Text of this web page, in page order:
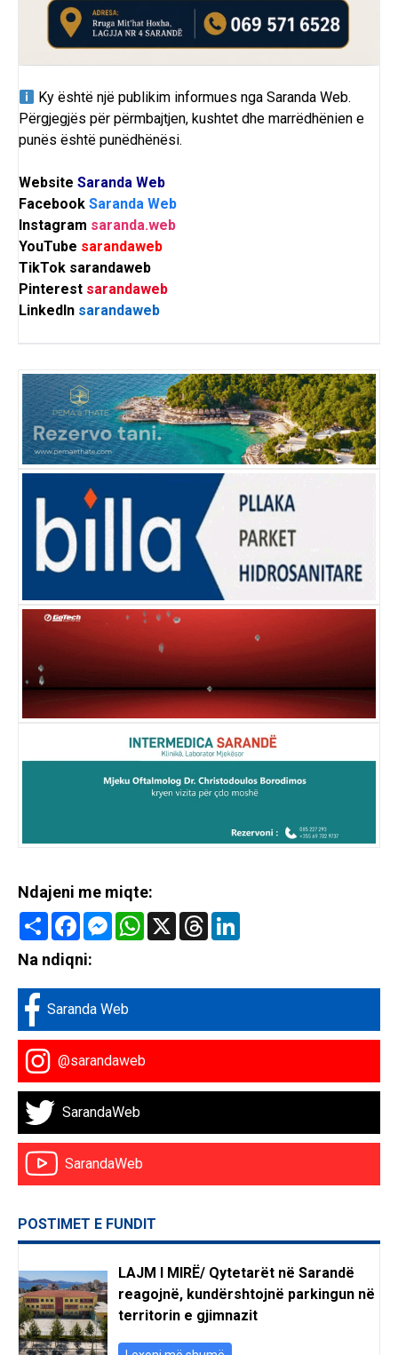
Ky është një publikim informues ngaSaranda Web.
Përgjegjës për përmbajtjen, kushtet dhe marrëdhënien e
punës është punëdhënësi.
Website Saranda Web
Facebook Saranda Web
Instagram saranda.web
YouTube sarandaweb
TikTok sarandaweb
Pinterest sarandaweb
LinkedIn sarandaweb
Ndajeni me miqte:
Share FacebookMessenger
WhatsApp
X Threads
Na ndiqni:
Saranda Web
@sarandaweb
SarandaWeb
SarandaWeb
POSTIMET E FUNDIT
LAJM I MIRË/ Qytetarët në Sarandë
reagojnë, kundërshtojnë parkingun në
territorin e gjimnazit